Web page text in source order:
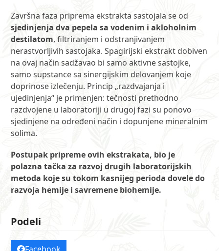
Završna faza priprema ekstrakta sastojala se od
sjedinjenja dva pepela sa vodenim i akloholnim
destilatom, filtriranjem i odstranjivanjem
nerastvorljivih sastojaka. Spagirijski ekstrakt dobiven
na ovaj način sadžavao bi samo aktivne sastojke,
samo supstance sa sinergijskim delovanjem koje
doprinose izlečenju. Princip „razdvajanja i
ujedinjenja“ je primenjen: tečnosti prethodno
razdvojene u laboratoriji u drugoj fazi su ponovo
sjedinjene na određeni način i dopunjene mineralnim
solima.
Postupak pripreme ovih ekstrakata, bio je
polazna tačka za razvoj drugih laboratorijskih
metoda koje su tokom kasnijeg perioda dovele do
razvoja hemije i savremene biohemije.
Podeli